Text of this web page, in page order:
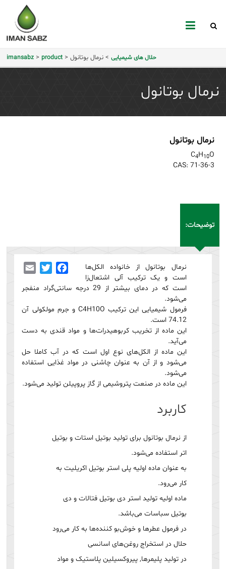
imansabz > product > حلال های شیمیایی> نرمال بوتانول
نرمال بوتانول
نرمال بوتانول
C4H10O
CAS: 71-36-3
توضیحات:
Facebook
Twitter
نرمال بوتانول از خانواده الکل‌ها
است و یک ترکیب آلی اشتعال‌زا
است که در دمای بیشتر از 29 درجه سانتی‌گراد منفجر
می‌شود.
فرمول شیمیایی این ترکیب C4H10O و جرم مولکولی آن
74.12 است.
این ماده از تخریب کربوهیدرات‌ها و مواد قندی به دست
می‌آید.
این ماده از الکل‌های نوع اول است که در آب کاملا حل
می‌شود و از آن به عنوان چاشنی در مواد غذایی استفاده
می‌شود.
این ماده در صنعت پتروشیمی از گاز پروپیلن تولید می‌شود.
کاربرد
از نرمال بوتانول برای تولید بوتیل استات و بوتیل
اتر استفاده می‌شود.
به عنوان ماده اولیه پلی استر بوتیل اکریلیت به
کار می‌رود.
ماده اولیه تولید استر دی بوتیل فتالات و دی
بوتیل سباسات می‌باشد.
در فرمول عطر‌ها و خوش‌بو کننده‌ها به کار می‌رود
حلال در استخراج روغن‌های اسانسی
در تولید پلیمر‌ها, پیروکسیلین پلاستیک و مواد